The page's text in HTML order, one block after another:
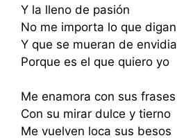
Y la lleno de pasión
No me importa lo que digan
Y que se mueran de envidia
Porque es el que quiero yo
Me enamora con sus frases
Con su mirar dulce y tierno
Me vuelven loca sus besos